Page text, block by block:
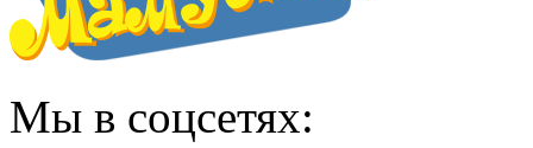
Мы в соцсетях: